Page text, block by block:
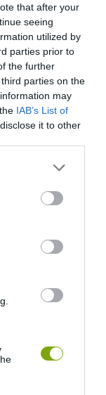
that after your
seeing
utilized by
parties prior to
the further
parties on the
may
IAB’s List of
it to other
or more Google
may click to
party tags to
in below Google